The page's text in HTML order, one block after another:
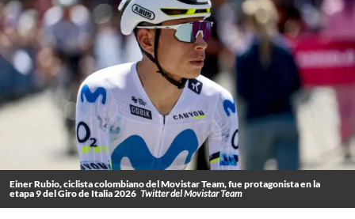
Einer Rubio, ciclista colombiano del Movistar Team, fue protagonista en la
etapa 9 del Giro de Italia 2026 Twitter del Movistar Team